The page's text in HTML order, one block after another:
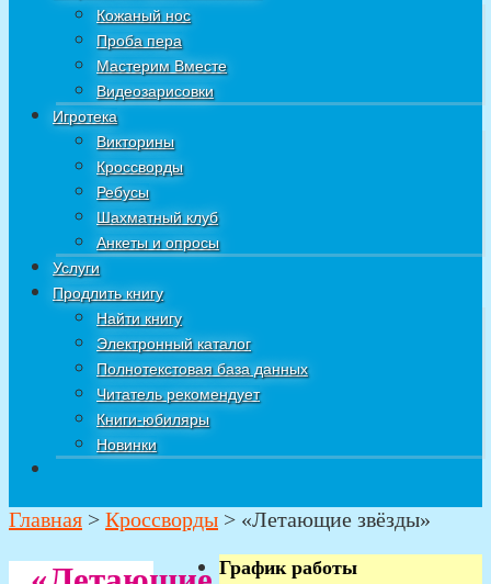
Кожаный нос
Проба пера
Мастерим Вместе
Видеозарисовки
Игротека
Викторины
Кроссворды
Ребусы
Шахматный клуб
Анкеты и опросы
Услуги
Продлить книгу
Найти книгу
Электронный каталог
Полнотекстовая база данных
Читатель рекомендует
Книги-юбиляры
Новинки
Главная > Кроссворды > «Летающие звёзды»
График работы